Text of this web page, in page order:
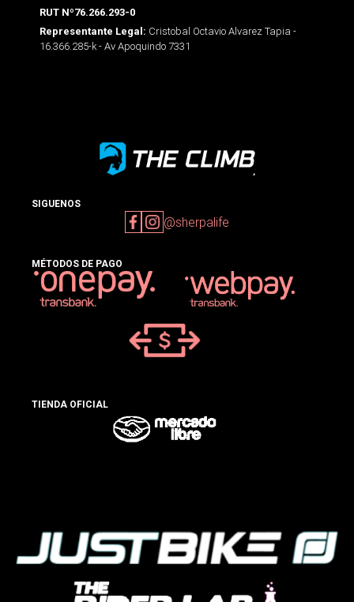
RUT Nº76.266.293-0
Representante Legal: Cristobal Octavio Alvarez Tapia -
16.366.285-k - Av Apoquindo 7331
SIGUENOS
@sherpalife
MÉTODOS DE PAGO
TIENDA OFICIAL